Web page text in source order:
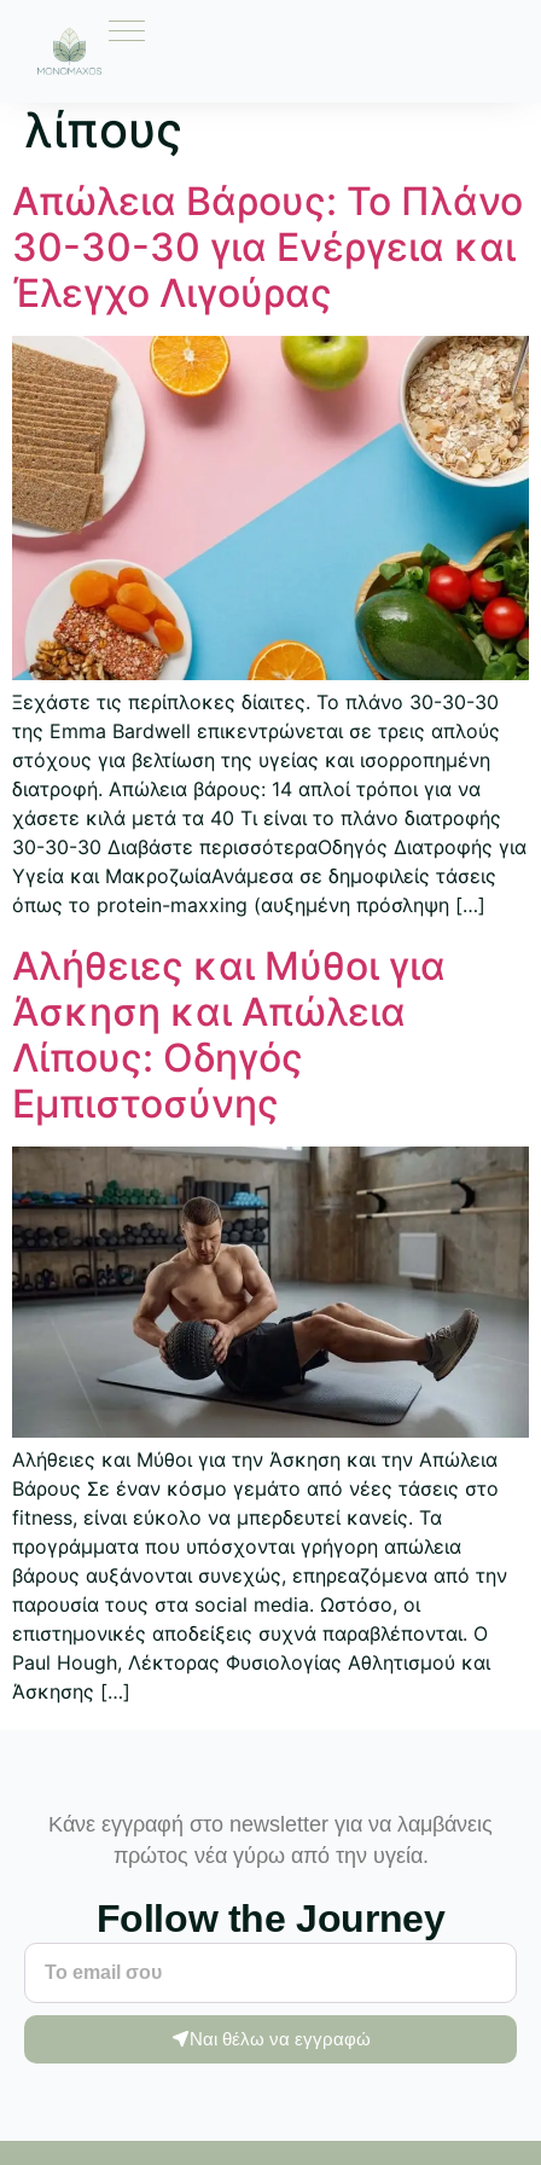
Ετικέτα:
λίπους
Απώλεια Βάρους: Το Πλάνο
30-30-30 για Ενέργεια και
Έλεγχο Λιγούρας
Ξεχάστε τις περίπλοκες δίαιτες. Το πλάνο 30-30-30
της Emma Bardwell επικεντρώνεται σε τρεις απλούς
στόχους για βελτίωση της υγείας και ισορροπημένη
διατροφή. Απώλεια βάρους: 14 απλοί τρόποι για να
χάσετε κιλά μετά τα 40 Τι είναι το πλάνο διατροφής
30-30-30 Διαβάστε περισσότεραΟδηγός Διατροφής για
Υγεία και ΜακροζωίαΑνάμεσα σε δημοφιλείς τάσεις
όπως το protein-maxxing (αυξημένη πρόσληψη […]
Αλήθειες και Μύθοι για
Άσκηση και Απώλεια
Λίπους: Οδηγός
Εμπιστοσύνης
Αλήθειες και Μύθοι για την Άσκηση και την Απώλεια
Βάρους Σε έναν κόσμο γεμάτο από νέες τάσεις στο
fitness, είναι εύκολο να μπερδευτεί κανείς. Τα
προγράμματα που υπόσχονται γρήγορη απώλεια
βάρους αυξάνονται συνεχώς, επηρεαζόμενα από την
παρουσία τους στα social media. Ωστόσο, οι
επιστημονικές αποδείξεις συχνά παραβλέπονται. Ο
Paul Hough, Λέκτορας Φυσιολογίας Αθλητισμού και
Άσκησης […]
Κάνε εγγραφή στο newsletter για να λαμβάνεις
πρώτος νέα γύρω από την υγεία.
Follow the Journey
Ναι θέλω να εγγραφώ